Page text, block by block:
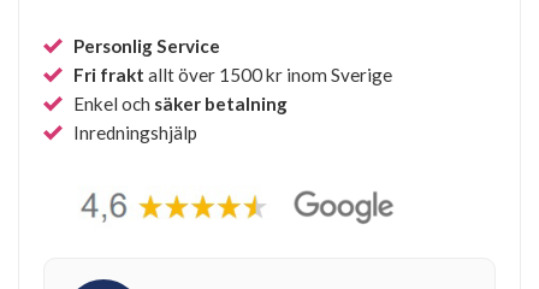
Personlig Service
Fri frakt allt över 1500 kr inom Sverige
Enkel och säker betalning
Inredningshjälp